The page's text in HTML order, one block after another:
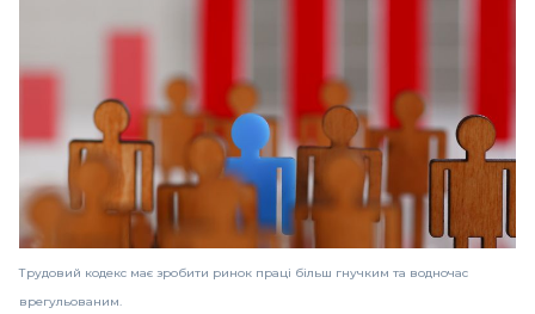
Трудовий кодекс має зробити ринок праці більш гнучким та водночас
врегульованим.